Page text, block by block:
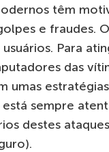
têm
e fraudes.
Para
das
umas
está sempre
destes